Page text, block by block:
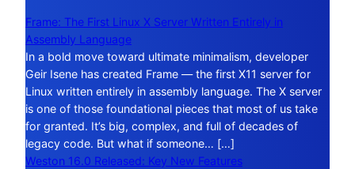
Frame: The First Linux X Server Written Entirely in
Assembly Language
In a bold move toward ultimate minimalism, developer
Geir Isene has created Frame — the first X11 server for
Linux written entirely in assembly language. The X server
is one of those foundational pieces that most of us take
for granted. It’s big, complex, and full of decades of
legacy code. But what if someone… […]
Weston 16.0 Released: Key New Features